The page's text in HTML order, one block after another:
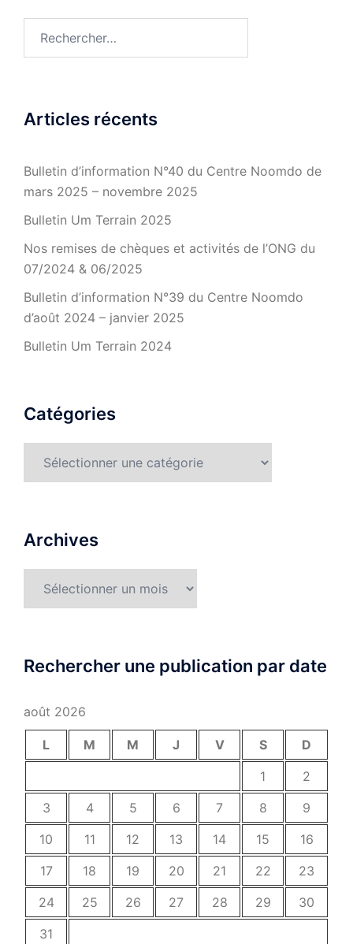
Articles récents
Bulletin d’information N°40 du Centre Noomdo de
mars 2025 – novembre 2025
Bulletin Um Terrain 2025
Nos remises de chèques et activités de l’ONG du
07/2024 & 06/2025
Bulletin d’information N°39 du Centre Noomdo
d’août 2024 – janvier 2025
Bulletin Um Terrain 2024
Catégories
Archives
Rechercher une publication par date
août 2026
L M M J V S
D
1
2
3
4 5 6 7 8
9
10
11 12 13 14 15
16
17
18 19 20 21 22
23
24
25 26 27 28 29
30
31